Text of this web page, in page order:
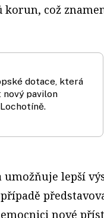
což
dotace, která
nový pavilon
lepší
nové